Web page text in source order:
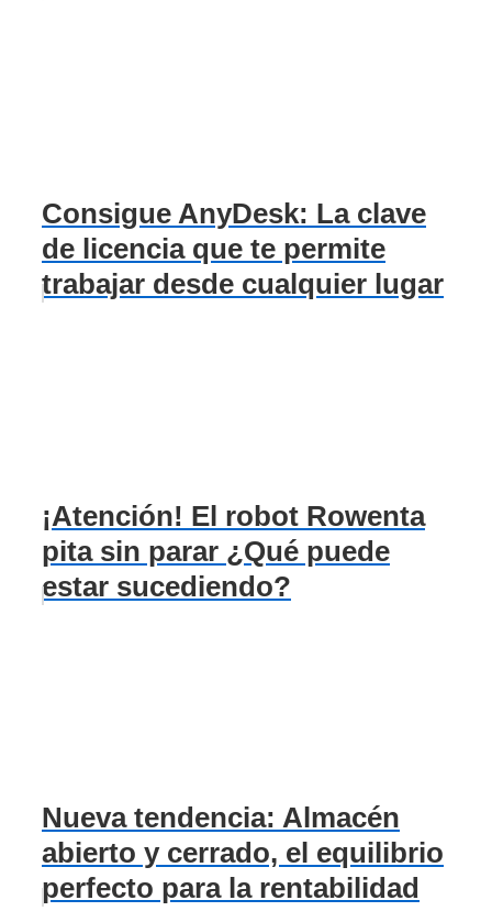
Consigue AnyDesk: La clave
de licencia que te permite
trabajar desde cualquier lugar
¡Atención! El robot Rowenta
pita sin parar ¿Qué puede
estar sucediendo?
Nueva tendencia: Almacén
abierto y cerrado, el equilibrio
perfecto para la rentabilidad